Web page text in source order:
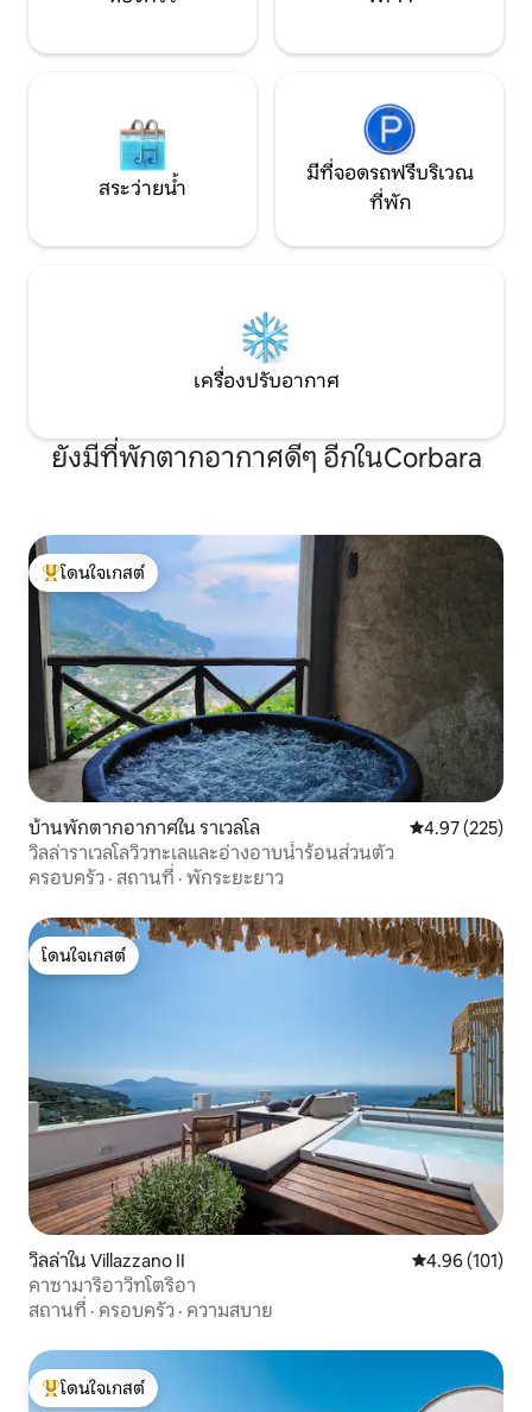
สระว่ายน้ำ
มีที่จอดรถฟรีบริเวณ
ที่พัก
เครื่องปรับอากาศ
ยังมีที่พักตากอากาศดีๆ อีกในCorbara
โดนใจเกสต์ที่สุด
โดนใจเกสต์
บ้านพักตากอากาศใน ราเวลโล คะแนนเฉลี่ย
4.97 (225)
วิลล่าราเวลโลวิวทะเลและอ่างอาบน้ำร้อนส่วนตัว
ครอบครัว · สถานที่ · พักระยะยาว
โดนใจเกสต์
โดนใจเกสต์
วิลล่าใน Villazzano II คะแนนเฉลี่ย
4.96 (101)
คาซามาริอาวิทโตริอา
สถานที่ · ครอบครัว · ความสบาย
โดนใจเกสต์ที่สุด
โดนใจเกสต์